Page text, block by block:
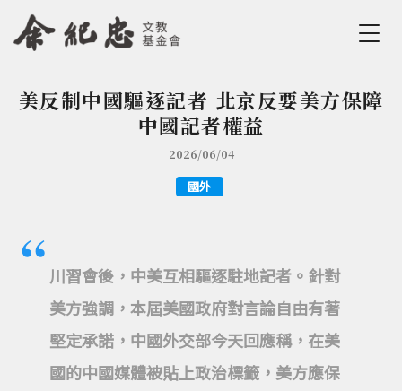
Jump to Navigation
Jump to Main content
您在這裡
美反制中國驅逐記者 北京反要美方保障
中國記者權益
2026/06/04
國外
川習會後，中美互相驅逐駐地記者。針對
美方強調，本屆美國政府對言論自由有著
堅定承諾，中國外交部今天回應稱，在美
國的中國媒體被貼上政治標籤，美方應保